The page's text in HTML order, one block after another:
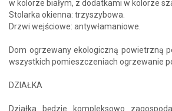
w kolorze białym, z dodatkami w kolorze
Stolarka okienna: trzyszybowa.
Drzwi wejściowe: antywłamaniowe.
Dom ogrzewany ekologiczną powietrzną
wszystkich pomieszczeniach ogrzewanie
DZIAŁKA
Działka będzie kompleksowo